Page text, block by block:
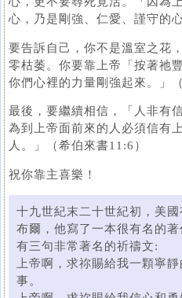
心，乃是剛強、仁愛、謹守的
要告訴自己，你不是溫室之花
零枯萎。你要靠上帝「按著祂
你們心裡的力量剛強起來。」
最後，要繼續相信，「人非有
為到上帝面前來的人必須信有
人。」（希伯來書11:6）
祝你靠主喜樂！
十九世紀末二十世紀初，美
布爾，他寫了一本很有名的
有三句非常著名的祈禱文:
上帝啊，求祢賜給我一顆寧
事。